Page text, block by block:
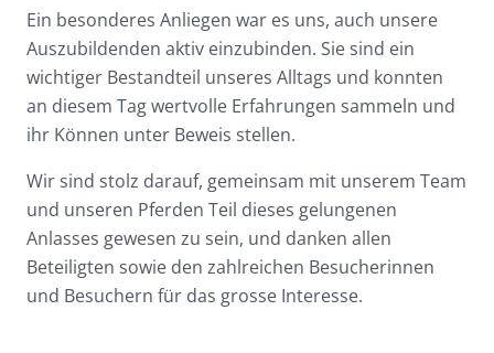
Ein besonderes Anliegen war es uns, auch unsere
Auszubildenden aktiv einzubinden. Sie sind ein
wichtiger Bestandteil unseres Alltags und konnten
an diesem Tag wertvolle Erfahrungen sammeln und
ihr Können unter Beweis stellen.
Wir sind stolz darauf, gemeinsam mit unserem Team
und unseren Pferden Teil dieses gelungenen
Anlasses gewesen zu sein, und danken allen
Beteiligten sowie den zahlreichen Besucherinnen
und Besuchern für das grosse Interesse.